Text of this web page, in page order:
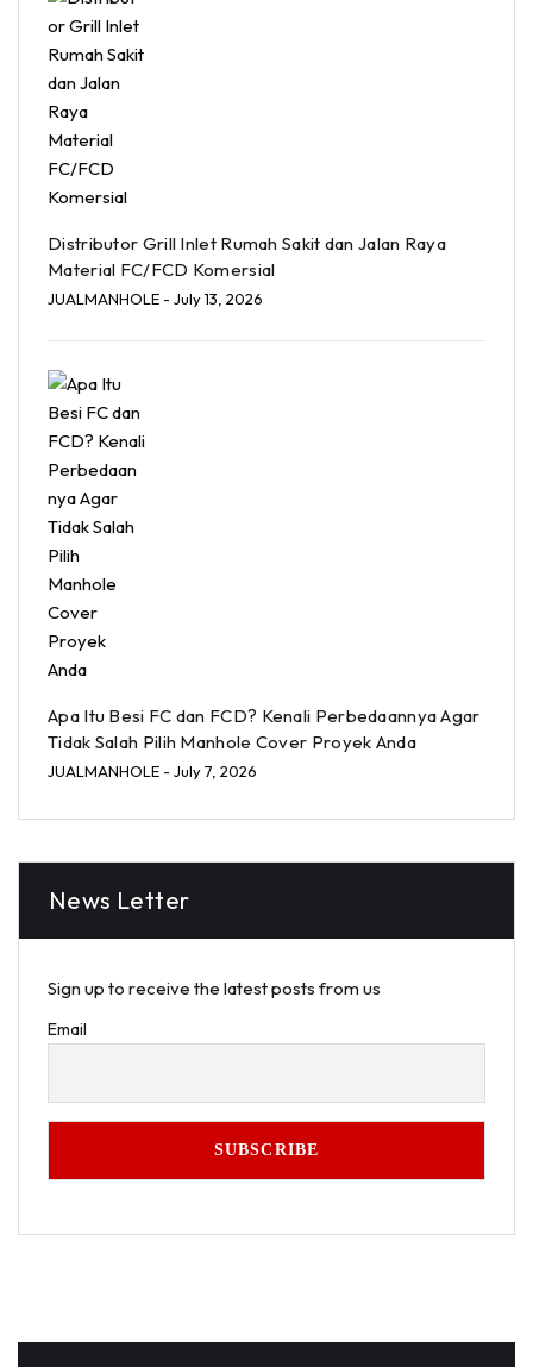
Distributor Grill Inlet Rumah Sakit dan Jalan Raya
Material FC/FCD Komersial
JUALMANHOLE - July 13, 2026
Apa Itu Besi FC dan FCD? Kenali Perbedaannya Agar
Tidak Salah Pilih Manhole Cover Proyek Anda
JUALMANHOLE - July 7, 2026
News Letter
Sign up to receive the latest posts from us
Email